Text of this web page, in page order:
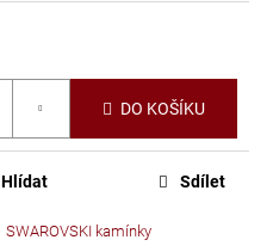
DO KOŠÍKU
SWAROVSKI kamínky
Hlídat Sdílet